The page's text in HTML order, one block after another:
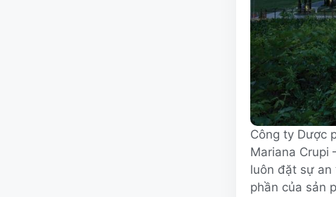
Công ty Dược
Mariana Crupi
luôn đặt sự an
phần của sản